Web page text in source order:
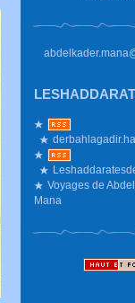
Voyages de
Mana